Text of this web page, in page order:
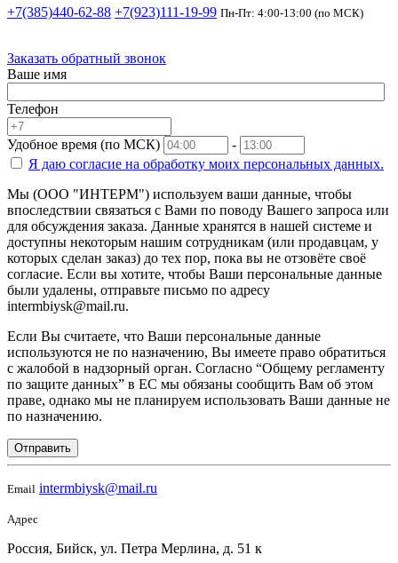
+7(385)440-62-88 +7(923)111-19-99 Пн-Пт: 4:00-13:00 (по МСК)
Заказать обратный звонок
Ваше имя
Телефон
Удобное время (по МСК)
-
Я даю согласие на обработку моих персональных данных.
Мы (ООО "ИНТЕРМ") используем ваши данные, чтобы
впоследствии связаться с Вами по поводу Вашего запроса или
для обсуждения заказа. Данные хранятся в нашей системе и
доступны некоторым нашим сотрудникам (или продавцам, у
которых сделан заказ) до тех пор, пока вы не отзовёте своё
согласие. Если вы хотите, чтобы Ваши персональные данные
были удалены, отправьте письмо по адресу
intermbiysk@mail.ru.
Если Вы считаете, что Ваши персональные данные
используются не по назначению, Вы имеете право обратиться
с жалобой в надзорный орган. Согласно “Общему регламенту
по защите данных” в ЕС мы обязаны сообщить Вам об этом
праве, однако мы не планируем использовать Ваши данные не
по назначению.
Отправить
Email intermbiysk@mail.ru
Адрес
Россия, Бийск, ул. Петра Мерлина, д. 51 к